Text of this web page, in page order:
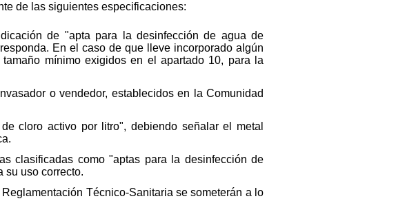
de las siguientes especificaciones:
de "apta para la desinfección de agua de
En el caso de que lleve incorporado algún
mínimo exigidos en el apartado 10, para la
o vendedor, establecidos en la Comunidad
cloro activo por litro", debiendo señalar el metal
clasificadas como "aptas para la desinfección de
su uso correcto.
Técnico-Sanitaria se someterán a lo